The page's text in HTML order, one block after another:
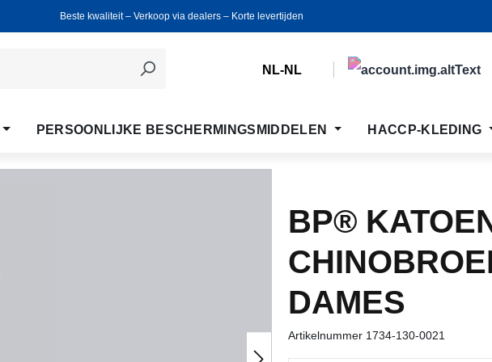
Beste kwaliteit ‒ Verkoop via dealers ‒ Korte levertijden
NL-NL
PERSOONLIJKE BESCHERMINGSMIDDELEN HACCP-KLEDING
BP®
DAMES
Artikelnummer 1734-130-0021